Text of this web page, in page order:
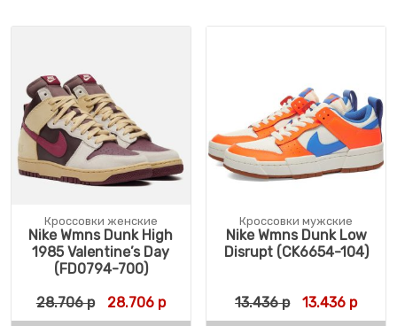
Кроссовки женские
Nike Wmns Dunk High
1985 Valentine’s Day
(FD0794-700)
28.706р Первоначальная цена составляла 28.706
28.706рТекущая цена: 28.706 р.
Кроссовки мужские
Nike Wmns Dunk Low
Disrupt (CK6654-104)
13.436р 13.436 р